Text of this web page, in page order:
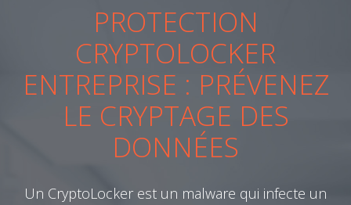
PROTECTION
CRYPTOLOCKER
ENTREPRISE : PRÉVENEZ
LE CRYPTAGE DES
DONNÉES
Un CryptoLocker est un malware qui infecte un